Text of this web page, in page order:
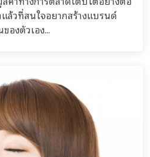
วที่สนใจอยากสร้างแบรนด์
งตัวเอง...